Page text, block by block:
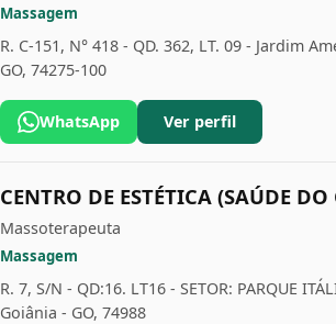
Massagem
R. C-151, N° 418 - QD. 362, LT. 09 - Jardim
GO, 74275-100
WhatsApp Ver perfil
CENTRO DE ESTÉTICA (SAÚDE
Massoterapeuta
Massagem
R. 7, S/N - QD:16. LT16 - SETOR: PARQUE
Goiânia - GO, 74988